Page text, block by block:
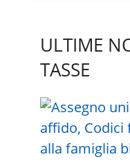
ULTIME
TASSE